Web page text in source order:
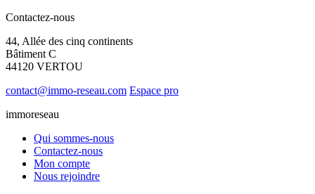
Contactez-nous
44, Allée des cinq continents
Bâtiment C
44120 VERTOU
contact@immo-reseau.com Espace pro
immoreseau
Qui sommes-nous
Contactez-nous
Mon compte
Nous rejoindre